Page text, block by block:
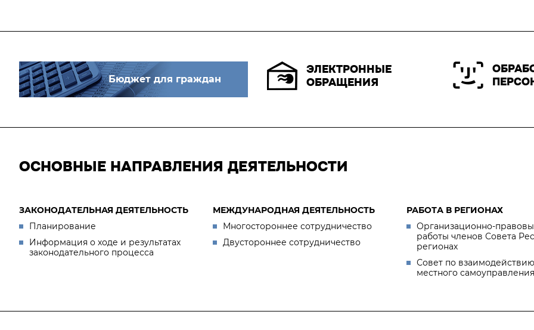
Бюджет для граждан
ЭЛЕКТРОННЫЕ
ОБРАЩЕНИЯ
ОСНОВНЫЕ НАПРАВЛЕНИЯ ДЕЯТЕЛЬНОСТИ
ЗАКОНОДАТЕЛЬНАЯ ДЕЯТЕЛЬНОСТЬ
Планирование
Информация о ходе и результатах
законодательного процесса
МЕЖДУНАРОДНАЯ ДЕЯТЕЛЬНОСТЬ
Многостороннее сотрудничество
Двустороннее сотрудничество
РАБОТА В РЕГИОНАХ
Организационно-
работы членов Совета
регионах
Совет по
местного самоуправления